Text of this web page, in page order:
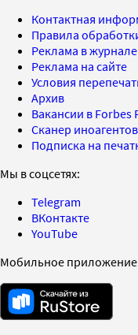
Контактная
Правила
Реклама в журнале
Реклама на сайте
Условия
Архив
Вакансии в Forbes
Сканер
Подписка на
Мы в соцсетях:
Telegram
ВКонтакте
YouTube
Мобильное приложение